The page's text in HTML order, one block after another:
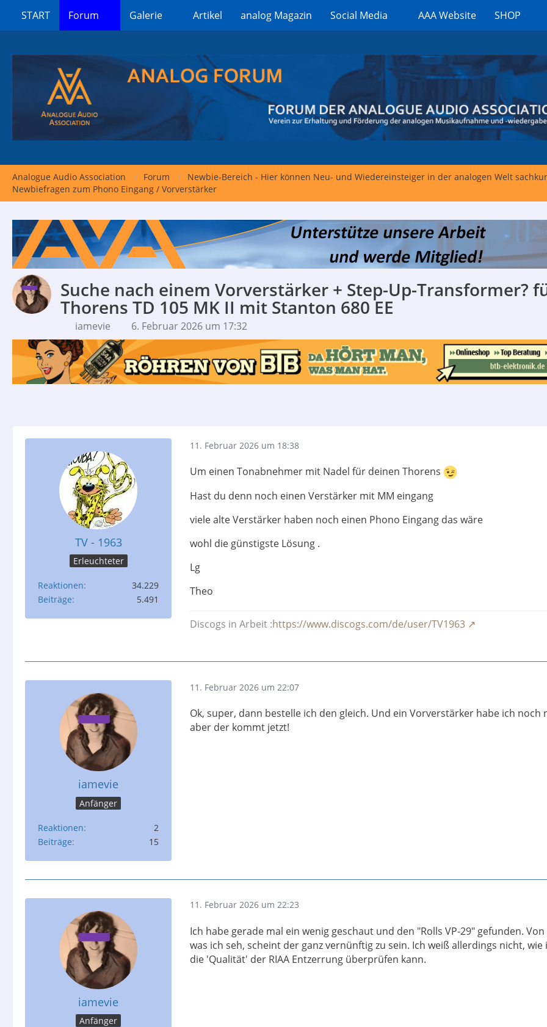
START Forum Galerie Artikel analog Magazin Social Media AAA Website SHOP
Analogue Audio Association Forum
Newbie-Bereich - Hier können Neu- und Wiedereinsteiger in der analogen Welt
Newbiefragen zum Phono Eingang / Vorverstärker
Suche nach einem Vorverstärker + Step-Up-Transformer?
Thorens TD 105 MK II mit Stanton 680 EE
iamevie 6. Februar 2026 um 17:32
TV - 1963
Erleuchteter
Reaktionen
34.229
Beiträge
5.491
11. Februar 2026 um 18:38
Um einen Tonabnehmer mit Nadel für deinen Thorens
Hast du denn noch einen Verstärker mit MM eingang
viele alte Verstärker haben noch einen Phono Eingang das wäre
wohl die günstigste Lösung .
Lg
Theo
Discogs in Arbeit :https://www.discogs.com/de/user/TV1963
iamevie
Anfänger
Reaktionen
2
Beiträge
15
11. Februar 2026 um 22:07
Ok, super, dann bestelle ich den gleich. Und ein Vorverstärker habe ich noch
aber der kommt jetzt!
iamevie
Anfänger
11. Februar 2026 um 22:23
Ich habe gerade mal ein wenig geschaut und den "Rolls VP-29" gefunden.
was ich seh, scheint der ganz vernünftig zu sein. Ich weiß allerdings nicht, wie
die 'Qualität' der RIAA Entzerrung überprüfen kann.